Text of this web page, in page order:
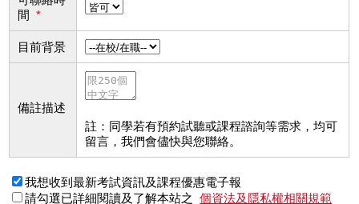
間 *
目前背景
備註描述
註：同學若有預約試聽或課程諮詢等需求，均可
留言，我們會儘快與您聯絡。
我想收到最新考試資訊及課程優惠電子報
請勾選已詳細閱讀及了解本站之
個資法及隱私權相關規範